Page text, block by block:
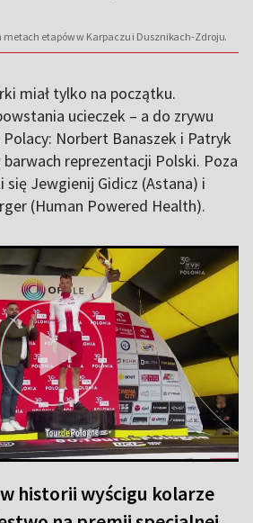
metach etapów w Karpaczu i Dusznikach-Zdroju.
miał tylko na początku.
ucieczek – a do zrywu
Norbert Banaszek i Patryk
reprezentacji Polski. Poza
się Jewgienij Gidicz (Astana) i
(Human Powered Health).
historii wyścigu kolarze